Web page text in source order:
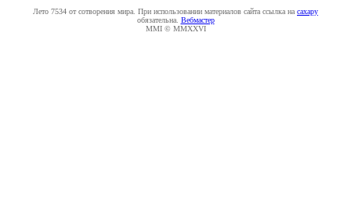
Лето 7534 от сотворения мира. При использовании материалов сайта ссылка на caxapу
обязательна. Вебмастер
MMI © MMXXVI